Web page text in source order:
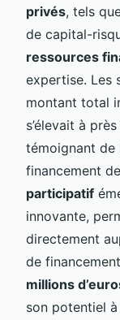
privés, tels
de capital-
ressources
expertise. Les
montant total
s’élevait à
témoignant de
financement
participatif
innovante,
directement
de
millions
son potentiel